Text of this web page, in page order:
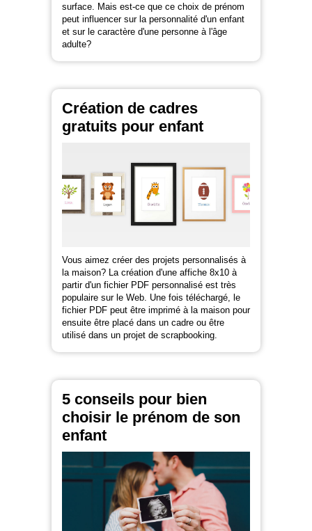
surface. Mais est-ce que ce choix de prénom
peut influencer sur la personnalité d'un enfant
et sur le caractère d'une personne à l'âge
adulte?
Création de cadres
gratuits pour enfant
Vous aimez créer des projets personnalisés à
la maison? La création d'une affiche 8x10 à
partir d'un fichier PDF personnalisé est très
populaire sur le Web. Une fois téléchargé, le
fichier PDF peut être imprimé à la maison pour
ensuite être placé dans un cadre ou être
utilisé dans un projet de scrapbooking.
5 conseils pour bien
choisir le prénom de son
enfant